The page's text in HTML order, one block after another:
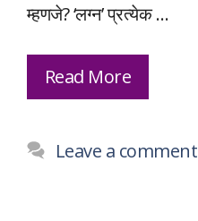
म्हणजे? ‘लग्न’ प्रत्येक …
Read More
Leave a comment